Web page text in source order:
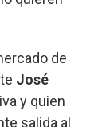
de
José
y quien
salida al